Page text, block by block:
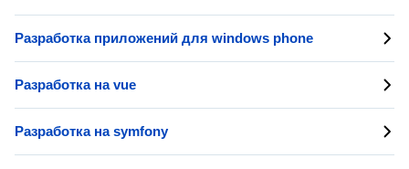
Разработка приложений для windows phone
Разработка на vue
Разработка на symfony